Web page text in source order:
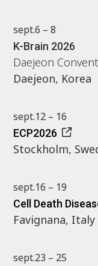
sept.6 – 8
K-Brain 2026
Daejeon
Daejeon, Korea
sept.12 – 16
ECP2026
Stockholm,
sept.16 – 19
Cell Death
Favignana, Italy
sept.23 – 25